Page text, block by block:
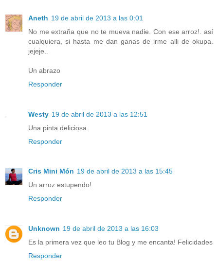
Aneth 19 de abril de 2013 a las 0:01
No me extraña que no te mueva nadie. Con ese arroz!. así
cualquiera, si hasta me dan ganas de irme alli de okupa.
jejeje..
Un abrazo
Responder
Westy 19 de abril de 2013 a las 12:51
Una pinta deliciosa.
Responder
Cris Mini Món 19 de abril de 2013 a las 15:45
Un arroz estupendo!
Responder
Unknown 19 de abril de 2013 a las 16:03
Es la primera vez que leo tu Blog y me encanta! Felicidades
Responder